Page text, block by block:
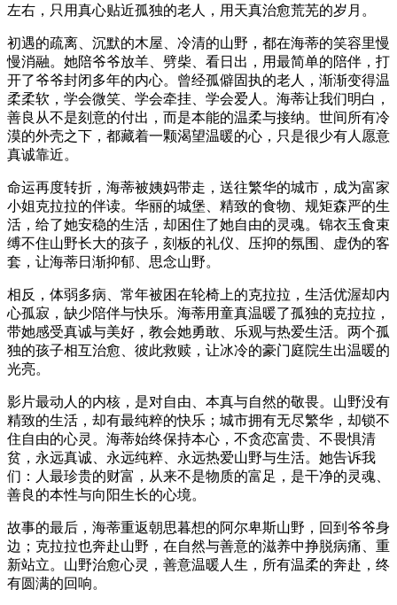
左右，只用真心贴近孤独的老人，用天真治愈荒芜的岁月。
初遇的疏离、沉默的木屋、冷清的山野，都在海蒂的笑容里慢
慢消融。她陪爷爷放羊、劈柴、看日出，用最简单的陪伴，打
开了爷爷封闭多年的内心。曾经孤僻固执的老人，渐渐变得温
柔柔软，学会微笑、学会牵挂、学会爱人。海蒂让我们明白，
善良从不是刻意的付出，而是本能的温柔与接纳。世间所有冷
漠的外壳之下，都藏着一颗渴望温暖的心，只是很少有人愿意
真诚靠近。
命运再度转折，海蒂被姨妈带走，送往繁华的城市，成为富家
小姐克拉拉的伴读。华丽的城堡、精致的食物、规矩森严的生
活，给了她安稳的生活，却困住了她自由的灵魂。锦衣玉食束
缚不住山野长大的孩子，刻板的礼仪、压抑的氛围、虚伪的客
套，让海蒂日渐抑郁、思念山野。
相反，体弱多病、常年被困在轮椅上的克拉拉，生活优渥却内
心孤寂，缺少陪伴与快乐。海蒂用童真温暖了孤独的克拉拉，
带她感受真诚与美好，教会她勇敢、乐观与热爱生活。两个孤
独的孩子相互治愈、彼此救赎，让冰冷的豪门庭院生出温暖的
光亮。
影片最动人的内核，是对自由、本真与自然的敬畏。山野没有
精致的生活，却有最纯粹的快乐；城市拥有无尽繁华，却锁不
住自由的心灵。海蒂始终保持本心，不贪恋富贵、不畏惧清
贫，永远真诚、永远纯粹、永远热爱山野与生活。她告诉我
们：人最珍贵的财富，从来不是物质的富足，是干净的灵魂、
善良的本性与向阳生长的心境。
故事的最后，海蒂重返朝思暮想的阿尔卑斯山野，回到爷爷身
边；克拉拉也奔赴山野，在自然与善意的滋养中挣脱病痛、重
新站立。山野治愈心灵，善意温暖人生，所有温柔的奔赴，终
有圆满的回响。